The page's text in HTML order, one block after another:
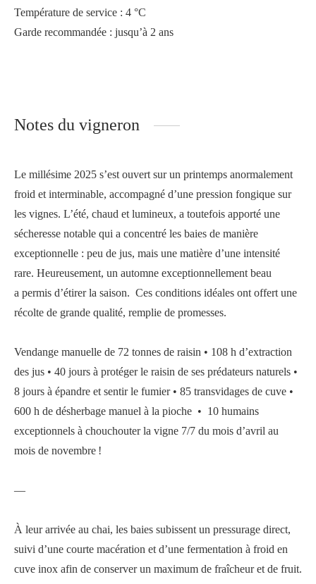
Température de service : 4 °C
Garde recommandée : jusqu’à 2 ans
Notes du vigneron
Le millésime 2025 s’est ouvert sur un printemps anormalement
froid et interminable, accompagné d’une pression fongique sur
les vignes. L’été, chaud et lumineux, a toutefois apporté une
sécheresse notable qui a concentré les baies de manière
exceptionnelle : peu de jus, mais une matière d’une intensité
rare. Heureusement, un automne exceptionnellement beau
a permis d’étirer la saison. Ces conditions idéales ont offert une
récolte de grande qualité, remplie de promesses.
Vendange manuelle de 72 tonnes de raisin • 108 h d’extraction
des jus • 40 jours à protéger le raisin de ses prédateurs naturels •
8 jours à épandre et sentir le fumier • 85 transvidages de cuve •
600 h de désherbage manuel à la pioche • 10 humains
exceptionnels à chouchouter la vigne 7/7 du mois d’avril au
mois de novembre !
—
À leur arrivée au chai, les baies subissent un pressurage direct,
suivi d’une courte macération et d’une fermentation à froid en
cuve inox afin de conserver un maximum de fraîcheur et de fruit.